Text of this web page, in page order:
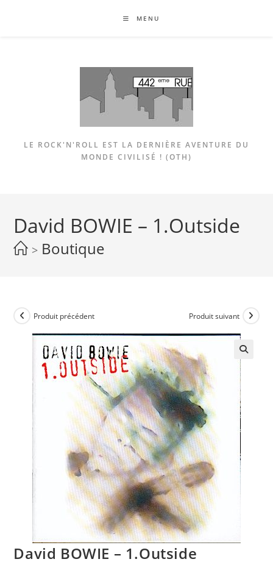
MENU
LE ROCK'N'ROLL EST LA DERNIÈRE AVENTURE DU
MONDE CIVILISÉ ! (OTH)
David BOWIE – 1.Outside
> Boutique
Produit précédent Produit suivant
David BOWIE – 1.Outside